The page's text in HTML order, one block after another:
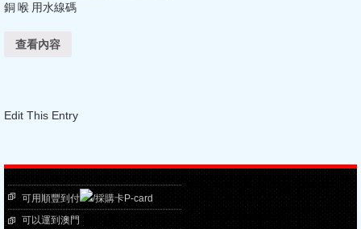
銅 喉 用水線碼
查看內容
Edit This Entry
可用順豐到付
/採購卡P-card
可以運到澳門